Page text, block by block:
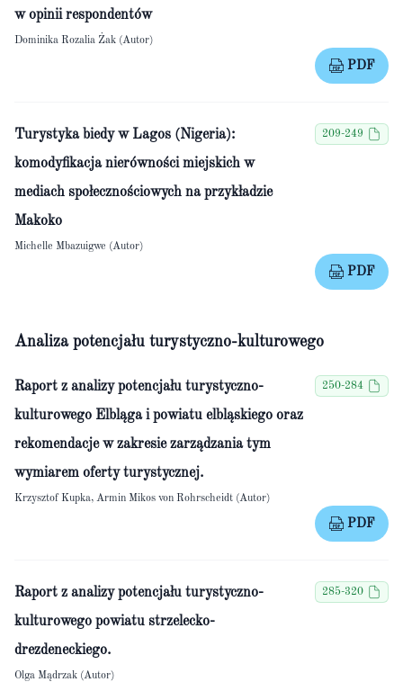
w opinii respondentów
Dominika Rozalia Żak (Autor)
PDF
Turystyka biedy w Lagos (Nigeria):
komodyfikacja nierówności miejskich w
mediach społecznościowych na przykładzie
Makoko
209-249
Michelle Mbazuigwe (Autor)
PDF
Analiza potencjału turystyczno-kulturowego
Raport z analizy potencjału turystyczno-
kulturowego Elbląga i powiatu elbląskiego oraz
rekomendacje w zakresie zarządzania tym
wymiarem oferty turystycznej.
250-284
Krzysztof Kupka, Armin Mikos von Rohrscheidt (Autor)
PDF
Raport z analizy potencjału turystyczno-
kulturowego powiatu strzelecko-
drezdeneckiego.
285-320
Olga Mądrzak (Autor)